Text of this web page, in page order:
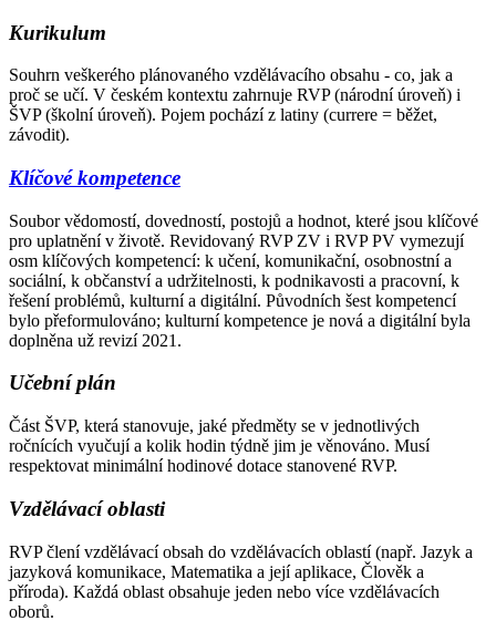
Kurikulum
Souhrn veškerého plánovaného vzdělávacího obsahu - co, jak a
proč se učí. V českém kontextu zahrnuje RVP (národní úroveň) i
ŠVP (školní úroveň). Pojem pochází z latiny (currere = běžet,
závodit).
Klíčové kompetence
Soubor vědomostí, dovedností, postojů a hodnot, které jsou klíčové
pro uplatnění v životě. Revidovaný RVP ZV i RVP PV vymezují
osm klíčových kompetencí: k učení, komunikační, osobnostní a
sociální, k občanství a udržitelnosti, k podnikavosti a pracovní, k
řešení problémů, kulturní a digitální. Původních šest kompetencí
bylo přeformulováno; kulturní kompetence je nová a digitální byla
doplněna už revizí 2021.
Učební plán
Část ŠVP, která stanovuje, jaké předměty se v jednotlivých
ročnících vyučují a kolik hodin týdně jim je věnováno. Musí
respektovat minimální hodinové dotace stanovené RVP.
Vzdělávací oblasti
RVP člení vzdělávací obsah do vzdělávacích oblastí (např. Jazyk a
jazyková komunikace, Matematika a její aplikace, Člověk a
příroda). Každá oblast obsahuje jeden nebo více vzdělávacích
oborů.